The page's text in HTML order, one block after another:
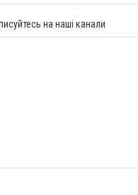
на наші канали